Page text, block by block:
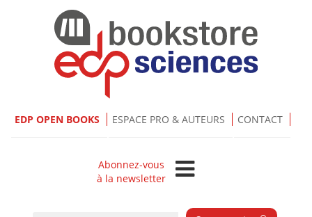
EDP OPEN BOOKS ESPACE PRO & AUTEURS CONTACT
Abonnez-vous
à la newsletter